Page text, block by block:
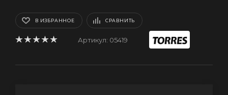
В ИЗБРАННОЕ СРАВНИТЬ
Артикул: 05419